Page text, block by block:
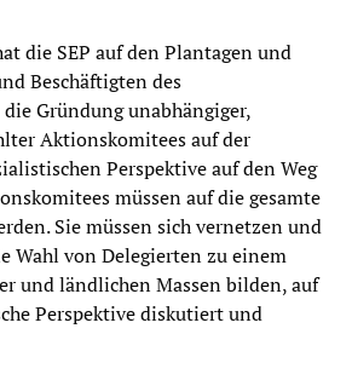
die SEP auf den Plantagen und
Beschäftigten des
Gründung unabhängiger,
Aktionskomitees auf der
Perspektive auf den Weg
müssen auf die gesamte
Sie müssen sich vernetzen und
Wahl von Delegierten zu einem
und ländlichen Massen bilden, auf
Perspektive diskutiert und